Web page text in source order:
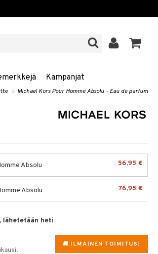
Kampanjat
» Michael Kors Pour Homme Absolu - Eau de parfum
Absolu 56,95 €
Absolu 76,95 €
lähetetään heti
ILMAINEN TOIMITUS!